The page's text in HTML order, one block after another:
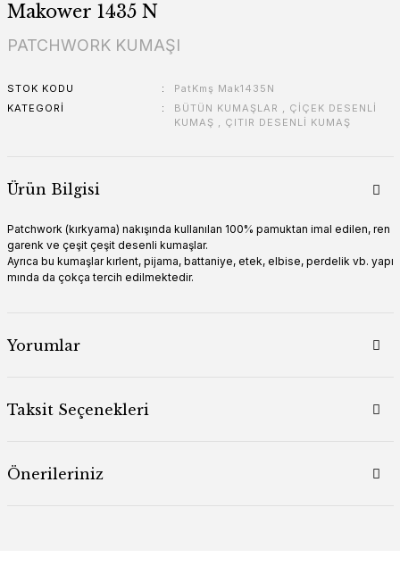
Makower 1435 N
PATCHWORK KUMAŞI
STOK KODU
PatKmş Mak1435N
KATEGORI
BÜTÜN KUMAŞLAR , ÇİÇEK DESENLİ
KUMAŞ , ÇITIR DESENLİ KUMAŞ
Ürün Bilgisi
Patchwork (kırkyama) nakışında kullanılan 100% pamuktan imal edilen, ren
garenk ve çeşit çeşit desenli kumaşlar.
Ayrıca bu kumaşlar kırlent, pijama, battaniye, etek, elbise, perdelik vb. yapı
mında da çokça tercih edilmektedir.
Yorumlar
Taksit Seçenekleri
Önerileriniz